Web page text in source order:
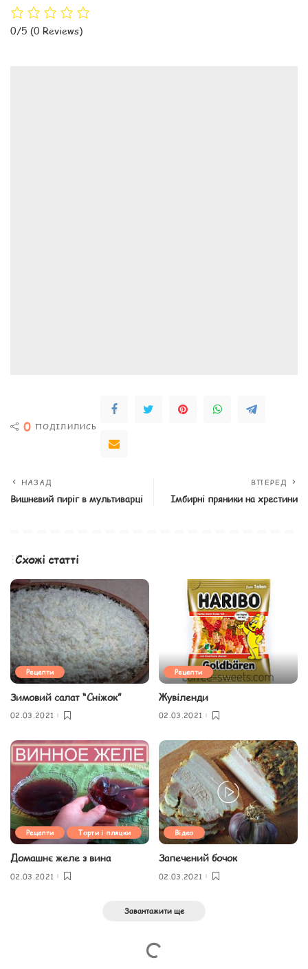
0/5 (0 Reviews)
0 ПОДІЛИЛИСЬ
НАЗАД
Вишневий пиріг в мультиварці
ВПЕРЕД
Імбирні пряники на хрестини
Схожі статті
Рецепти
Зимовий салат “Сніжок”
02.03.2021
Рецепти
Жувіленди
02.03.2021
Рецепти Торти і пляцки
Домашнє желе з вина
02.03.2021
Відео
Запечений бочок
02.03.2021
Завантажити ще